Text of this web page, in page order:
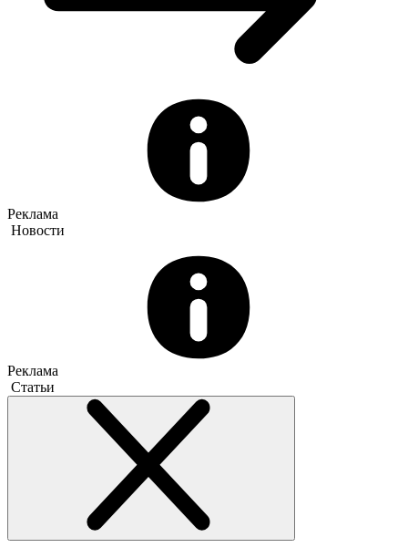
Реклама
Новости
Реклама
Статьи